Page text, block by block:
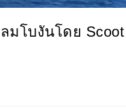
มโบงันโดย